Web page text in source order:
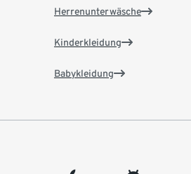
Herrenunterwäsche
Kinderkleidung
Babykleidung